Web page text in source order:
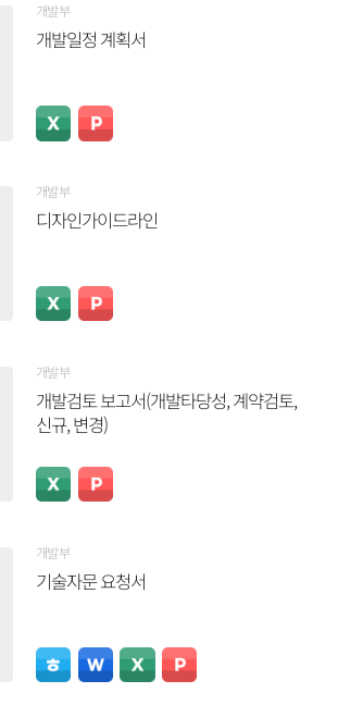
개발부
개발일정 계획서
개발부
디자인가이드라인
개발부
개발검토 보고서(개발타당성, 계약검토,
신규, 변경)
개발부
기술자문 요청서